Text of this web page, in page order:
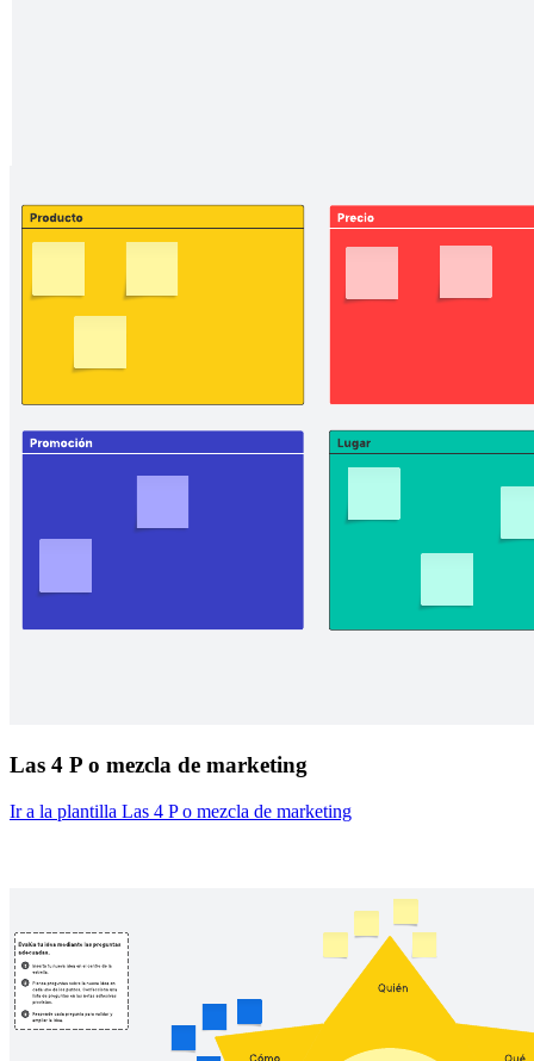
Las 4 P o mezcla de marketing
Ir a la plantilla Las 4 P o mezcla de marketing